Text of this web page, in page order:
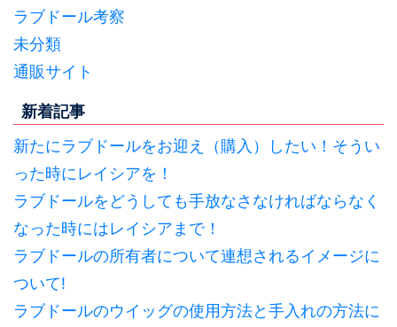
ラブドール考察
未分類
通販サイト
新着記事
新たにラブドールをお迎え（購入）したい！そうい
った時にレイシアを！
ラブドールをどうしても手放なさなければならなく
なった時にはレイシアまで！
ラブドールの所有者について連想されるイメージに
ついて!
ラブドールのウイッグの使用方法と手入れの方法に